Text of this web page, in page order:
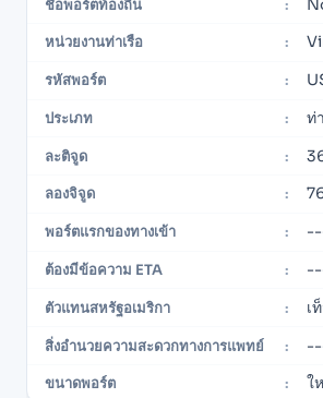
ชื่อพอร์ตท้องถิ่น :
หน่วยงานท่าเรือ :
รหัสพอร์ต :
ประเภท : ท่
ละติจูด :
ลองจิจูด :
พอร์ตแรกของทางเข้า :
ต้องมีข้อความ ETA :
ตัวแทนสหรัฐอเมริกา : เ
สิ่งอำนวยความสะดวกทางการแพทย์ :
ขนาดพอร์ต : ใ